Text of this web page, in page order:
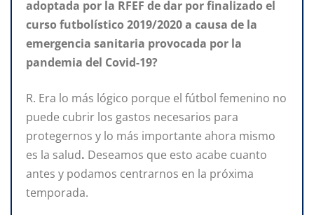
adoptada por la RFEF de dar por finalizado el
curso futbolístico 2019/2020 a causa de la
emergencia sanitaria provocada por la
pandemia del Covid-19?
R. Era lo más lógico porque el fútbol femenino no
puede cubrir los gastos necesarios para
protegernos y lo más importante ahora mismo
es la salud. Deseamos que esto acabe cuanto
antes y podamos centrarnos en la próxima
temporada.